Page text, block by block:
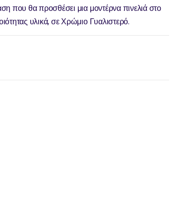
που θα προσθέσει μια μοντέρνα πινελιά στο
υλικά, σε Χρώμιο Γυαλιστερό.